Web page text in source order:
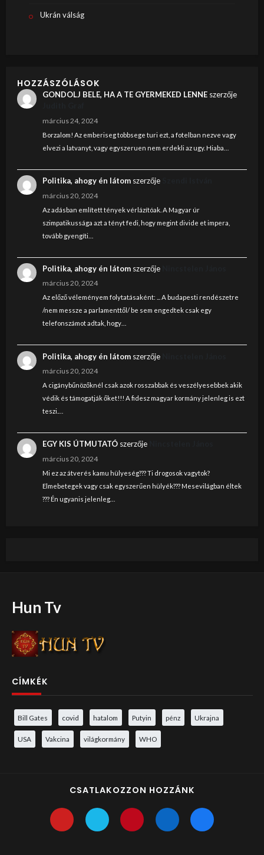
Ukrán válság
HOZZÁSZÓLÁSOK
GONDOLJ BELE, HA A TE GYERMEKED LENNEszerzője
március 24, 2024
Borzalom! Az emberiseg tobbsege turi ezt, a fotelban nezve vagy
elvezi a latvanyt, vagy egyszeruen nem erdekli az ugy. Hiaba…
Politika, ahogy én látomszerzője
március 20, 2024
Az adásban említett tények vérlázítóak. A Magyar úr
szimpatikussága azt a tényt fedi, hogy megint divide et impera,
tovább gyengíti…
Politika, ahogy én látomszerzője
március 20, 2024
Az előző véleményem folytatásaként: ... A budapesti rendészetre
/nem messze a parlamenttől/ be sem engedtek csak egy
telefonszámot adtak, hogy…
Politika, ahogy én látomszerzője
március 20, 2024
A cigánybűnözőknél csak azok rosszabbak és veszélyesebbek akik
védik és támogatják őket!!! A fidesz magyar kormány jelenleg is ezt
teszi.…
EGY KIS ÚTMUTATÓszerzője
március 20, 2024
Mi ez az átverés kamu hülyeség??? Ti drogosok vagytok?
Elmebetegek vagy csak egyszerűen hülyék??? Mesevilágban éltek
??? Én ugyanis jelenleg…
Hun Tv
CÍMKÉK
Bill Gates covid hatalom Putyin pénz Ukrajna
USA Vakcina világkormány WHO
CSATLAKOZZON HOZZÁNK